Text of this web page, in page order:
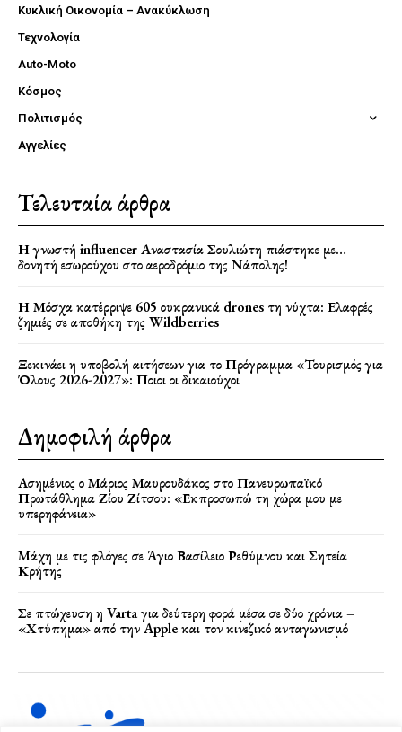
Κυκλική Οικονομία – Ανακύκλωση
Τεχνολογία
Auto-Moto
Κόσμος
Πολιτισμός
Αγγελίες
Τελευταία άρθρα
Η γνωστή influencer Αναστασία Σουλιώτη πιάστηκε με…
δονητή εσωρούχου στο αεροδρόμιο της Νάπολης!
Η Μόσχα κατέρριψε 605 ουκρανικά drones τη νύχτα: Ελαφρές
ζημιές σε αποθήκη της Wildberries
Ξεκινάει η υποβολή αιτήσεων για το Πρόγραμμα «Τουρισμός για
Όλους 2026-2027»: Ποιοι οι δικαιούχοι
Δημοφιλή άρθρα
Ασημένιος ο Μάριος Μαυρουδάκος στο Πανευρωπαϊκό
Πρωτάθλημα Ζίου Ζίτσου: «Εκπροσωπώ τη χώρα μου με
υπερηφάνεια»
Μάχη με τις φλόγες σε Άγιο Βασίλειο Ρεθύμνου και Σητεία
Κρήτης
Σε πτώχευση η Varta για δεύτερη φορά μέσα σε δύο χρόνια –
«Χτύπημα» από την Apple και τον κινεζικό ανταγωνισμό